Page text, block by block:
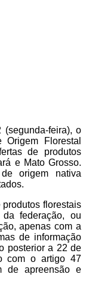
feira), o
Florestal
de produtos
e Mato Grosso.
origem nativa
florestais
federação, ou
apenas com a
de informação
posterior a 22 de
com o artigo 47
de apreensão e